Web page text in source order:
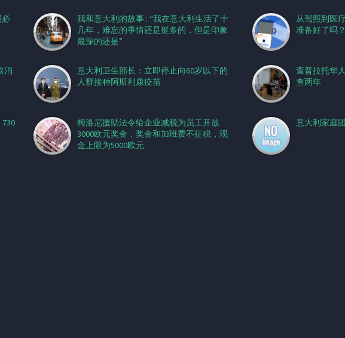
必
消
我和意大利的故事 : “我在意大利生活了十
几年，难忘的事情还是挺多的，但是印象
最深的还是”
意大利卫生部长：立即停止向60岁以下的
人群接种阿斯利康疫苗
梅洛尼援助法令给企业减税为员工开放
3000欧元奖金，奖金和加班费不征税，现
金上限为5000欧元
从驾照到医
准备好了吗？
查普拉托华
查两年
意大利家庭